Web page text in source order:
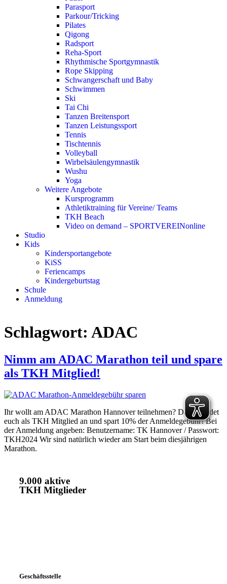
Parasport
Parkour/Tricking
Pilates
Qigong
Radsport
Reha-Sport
Rhythmische Sportgymnastik
Rope Skipping
Schwangerschaft und Baby
Schwimmen
Ski
Tai Chi
Tanzen Breitensport
Tanzen Leistungssport
Tennis
Tischtennis
Volleyball
Wirbelsäulengymnastik
Wushu
Yoga
Weitere Angebote
Kursprogramm
Athletiktraining für Vereine/ Teams
TKH Beach
Video on demand – SPORTVEREINonline
Studio
Kids
Kindersportangebote
KiSS
Feriencamps
Kindergeburtstag
Schule
Anmeldung
Schlagwort: ADAC
Nimm am ADAC Marathon teil und spare
als TKH Mitglied!
Ihr wollt am ADAC Marathon Hannover teilnehmen? Dann meldet
euch als TKH Mitglied an und spart 10% der Anmeldegebühr! Bei
der Anmeldung angeben: Benutzername: TK Hannover / Passwort:
TKH2024 Wir sind natürlich wieder am Start beim diesjährigen
Marathon.
9.000 aktive
TKH Mitglieder
Geschäftsstelle